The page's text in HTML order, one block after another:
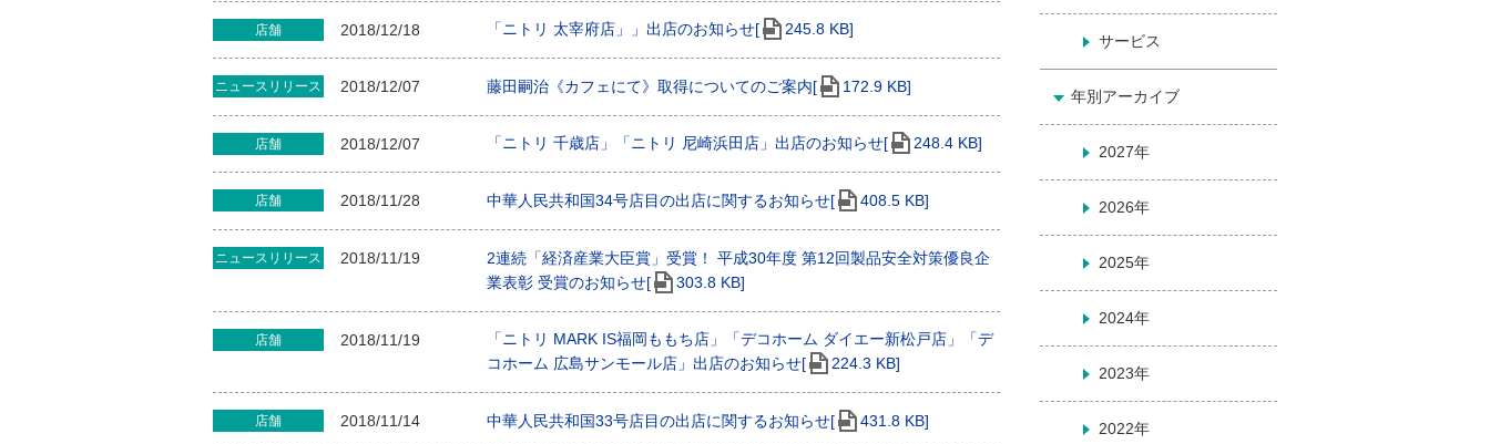
店舗 2018/12/18 「ニトリ 太宰府店」」出店のお知らせ[ 245.8 KB]
ニュースリリース 2018/12/07 藤田嗣治《カフェにて》取得についてのご案内[ 172.9 KB]
店舗 2018/12/07 「ニトリ 千歳店」「ニトリ 尼崎浜田店」出店のお知らせ[ 248.4 KB]
店舗 2018/11/28 中華人民共和国34号店目の出店に関するお知らせ[ 408.5 KB]
ニュースリリース 2018/11/19
2連続「経済産業大臣賞」受賞！ 平成30年度 第12回製品安全対策優良企
業表彰 受賞のお知らせ[
303.8 KB]
店舗 2018/11/19
「ニトリ MARK IS福岡ももち店」「デコホーム ダイエー新松戸店」「デ
コホーム 広島サンモール店」出店のお知らせ[
224.3 KB]
店舗 2018/11/14 中華人民共和国33号店目の出店に関するお知らせ[ 431.8 KB]
サービス
年別アーカイブ
2027年
2026年
2025年
2024年
2023年
2022年